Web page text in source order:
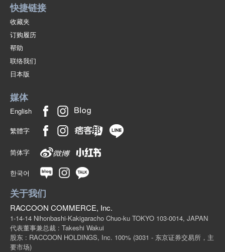
快捷链接
收藏夹
订购履历
帮助
联络我们
日本版
媒体
English
繁體字
简体字
한국어
关于我们
RACCOON COMMERCE, Inc.
1-14-14 Nihonbashi-Kakigaracho Chuo-ku TOKYO 103-0014, JAPAN
代表董事兼总裁 : Takeshi Wakui
股东 : RACCOON HOLDINGS, Inc. 100% (3031 - 东京证券交易所，主
要市场)